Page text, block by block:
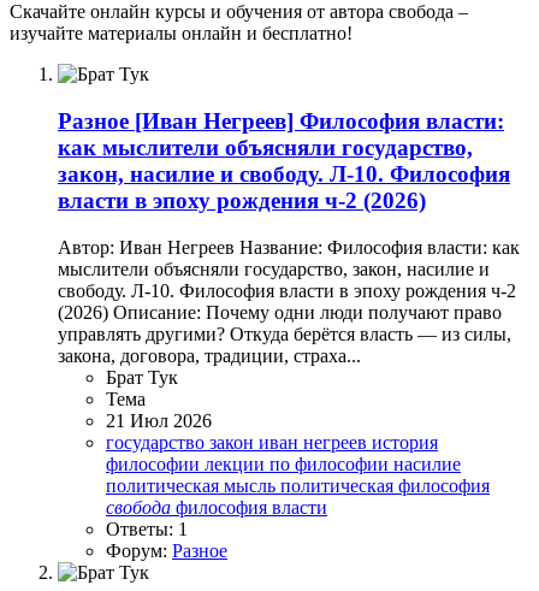
Скачайте онлайн курсы и обучения от автора свобода –
изучайте материалы онлайн и бесплатно!
Разное [Иван Негреев] Философия власти:
как мыслители объясняли государство,
закон, насилие и свободу. Л-10. Философия
власти в эпоху рождения ч-2 (2026)
Автор: Иван Негреев Название: Философия власти: как
мыслители объясняли государство, закон, насилие и
свободу. Л-10. Философия власти в эпоху рождения ч-2
(2026) Описание: Почему одни люди получают право
управлять другими? Откуда берётся власть — из силы,
закона, договора, традиции, страха...
Брат Тук
Тема
21 Июл 2026
государство закон иван негреев история
философии лекции по философии насилие
политическая мысль политическая философия
свобода философия власти
Ответы: 1
Форум: Разное